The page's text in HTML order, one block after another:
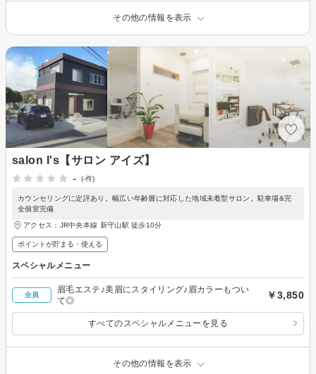
その他の情報を表示
salon I's【サロン アイズ】
-
(-件)
カウンセリングに定評あり。幅広い年齢層に対応した地域未着型サロン。駐車場&完
全個室完備
アクセス：JR中央本線 新守山駅 徒歩10分
ポイントが貯まる・使える
スペシャルメニュー
全員
眉毛エステ♪美眉にスタイリング♪眉カラーもつい
て◎
￥3,850
すべてのスペシャルメニューを見る
その他の情報を表示